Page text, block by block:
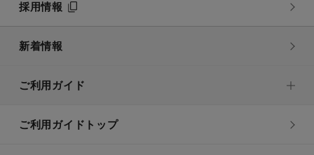
採用情報
新着情報
ご利用ガイド
ご利用ガイドトップ